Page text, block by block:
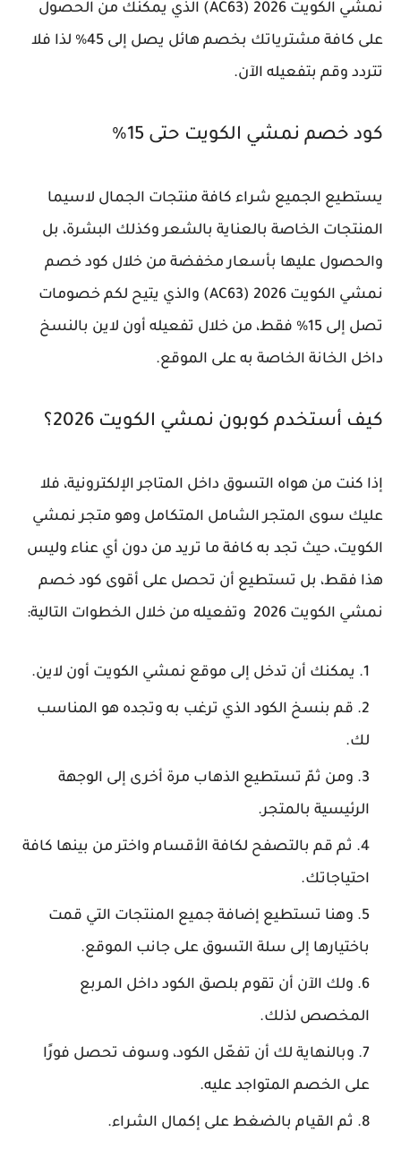
نمشي الكويت 2026 (AC63) الذي يمكّنك من الحصول
على كافة مشترياتك بخصم هائل يصل إلى 45% لذا فلا
تتردد وقم بتفعيله الآن.
كود خصم نمشي الكويت حتى 15%
يستطيع الجميع شراء كافة منتجات الجمال لاسيما
المنتجات الخاصة بالعناية بالشعر وكذلك البشرة، بل
والحصول عليها بأسعار مخفضة من خلال كود خصم
نمشي الكويت 2026 (AC63) والذي يتيح لكم خصومات
تصل إلى 15% فقط، من خلال تفعيله أون لاين بالنسخ
داخل الخانة الخاصة به على الموقع.
كيف أستخدم كوبون نمشي الكويت 2026؟
إذا كنت من هواه التسوق داخل المتاجر الإلكترونية، فلا
عليك سوى المتجر الشامل المتكامل وهو متجر نمشي
الكويت، حيث تجد به كافة ما تريد من دون أي عناء وليس
هذا فقط، بل تستطيع أن تحصل على أقوى كود خصم
نمشي الكويت 2026 وتفعيله من خلال الخطوات التالية:
يمكنك أن تدخل إلى موقع نمشي الكويت أون لاين.
قم بنسخ الكود الذي ترغب به وتجده هو المناسب
لك.
ومن ثمّ تستطيع الذهاب مرة أخرى إلى الوجهة
الرئيسية بالمتجر.
ثم قم بالتصفح لكافة الأقسام واختر من بينها كافة
احتياجاتك.
وهنا تستطيع إضافة جميع المنتجات التي قمت
باختيارها إلى سلة التسوق على جانب الموقع.
ولك الآن أن تقوم بلصق الكود داخل المربع
المخصص لذلك.
وبالنهاية لك أن تفعّل الكود، وسوف تحصل فورًا
على الخصم المتواجد عليه.
ثم القيام بالضغط على إكمال الشراء.